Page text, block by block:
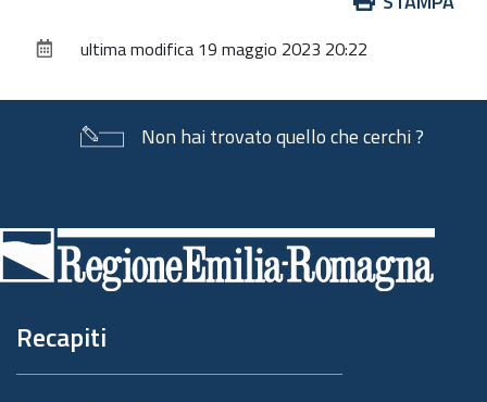
documentoultima modifica 19 maggio 2023 20:22
Non hai trovato quello che cerchi ?
di
pagina
Recapiti